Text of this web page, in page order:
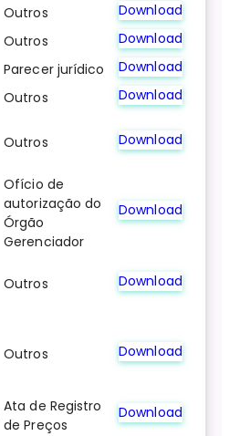
Outros
Download
Outros
Download
Parecer jurídico
Download
Outros
Download
Outros Download
Ofício de
autorização do
Órgão
Gerenciador
Download
Outros Download
Outros Download
Ata de Registro
de Preços
Download